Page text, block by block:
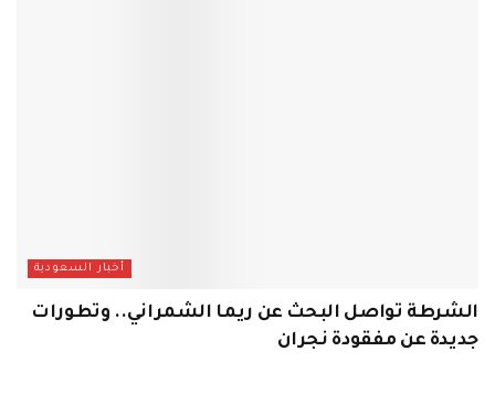
أخبار السعودية
الشرطة تواصل البحث عن ريما الشمراني.. وتطورات
جديدة عن مفقودة نجران